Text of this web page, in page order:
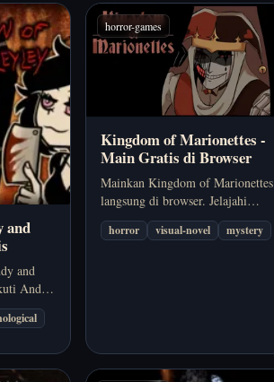
and
and
Andy
di
horror-games
Kingdom of Marionettes -
Main Gratis di Browser
Mainkan Kingdom of Marionettes
langsung di browser. Jelajahi
teater boneka yang gelap, temui
karakter yang mengganggu, dan
horror visual-novel mystery